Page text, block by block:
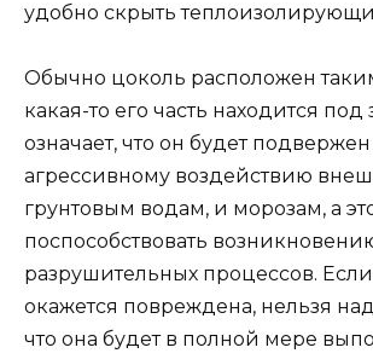
удобно скрыть
Обычно цоколь расположен
какая-то его часть находится под
означает, что он будет
агрессивному воздействию
грунтовым водам, и морозам, а
поспособствовать
разрушительных процессов.
окажется повреждена, нельзя
что она будет в полной мере